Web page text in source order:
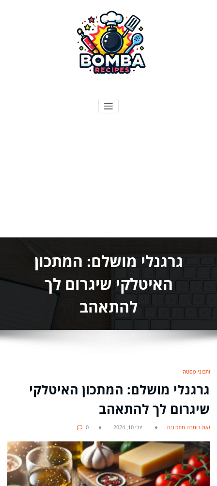
גרגנלי מושלם: המתכון
האיטלקי שיגרום לך
להתאהב
מתכוני פסטה
גרגנלי מושלם: המתכון האיטלקי
שיגרום לך להתאהב
מאת בומבה מתכונים יולי 10, 2024 0